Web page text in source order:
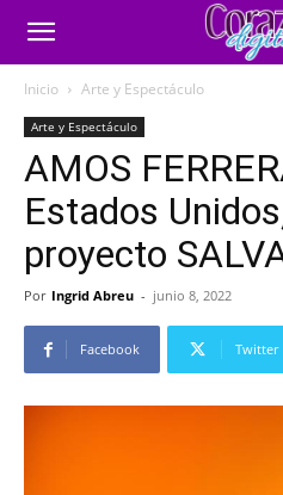
Inicio Arte y Espectáculo
Arte y Espectáculo
AMOS
Estados
proyecto
Por Ingrid Abreu - junio 8, 2022
Facebook Twitter